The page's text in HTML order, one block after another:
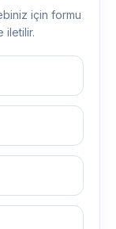
için formu
iletilir.